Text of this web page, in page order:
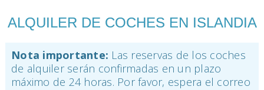
ALQUILER DE COCHES EN ISLANDIA
Nota importante: Las reservas de los coches
de alquiler serán confirmadas en un plazo
máximo de 24 horas. Por favor, espera el correo